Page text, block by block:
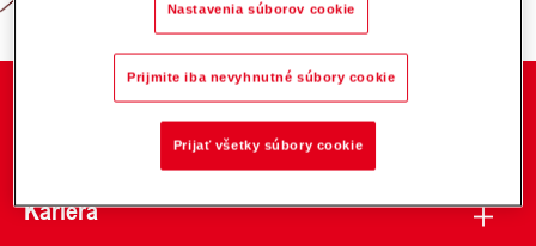
O spoločnosti
Kariéra
Nastavenia súborov cookie
Prijmite iba nevyhnutné súbory cookie
Prijať všetky súbory cookie